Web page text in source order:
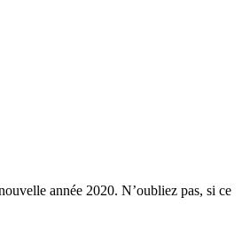
année 2020. N’oubliez pas, si ce